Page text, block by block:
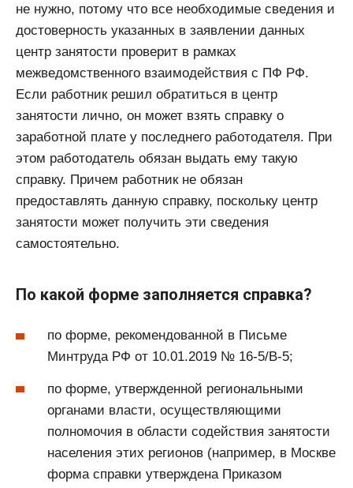
не нужно, потому что все необходимые сведения и
достоверность указанных в заявлении данных
центр занятости проверит в рамках
межведомственного взаимодействия с ПФ РФ.
Если работник решил обратиться в центр
занятости лично, он может взять справку о
заработной плате у последнего работодателя. При
этом работодатель обязан выдать ему такую
справку. Причем работник не обязан
предоставлять данную справку, поскольку центр
занятости может получить эти сведения
самостоятельно.
По какой форме заполняется справка?
по форме, рекомендованной в Письме
Минтруда РФ от 10.01.2019 № 16-5/В-5;
по форме, утвержденной региональными
органами власти, осуществляющими
полномочия в области содействия занятости
населения этих регионов (например, в Москве
форма справки утверждена Приказом